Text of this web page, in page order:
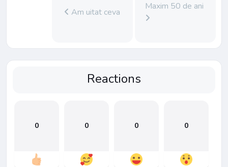
Am uitat ceva
Maxim 50 de ani
Reactions
0 0 0 0